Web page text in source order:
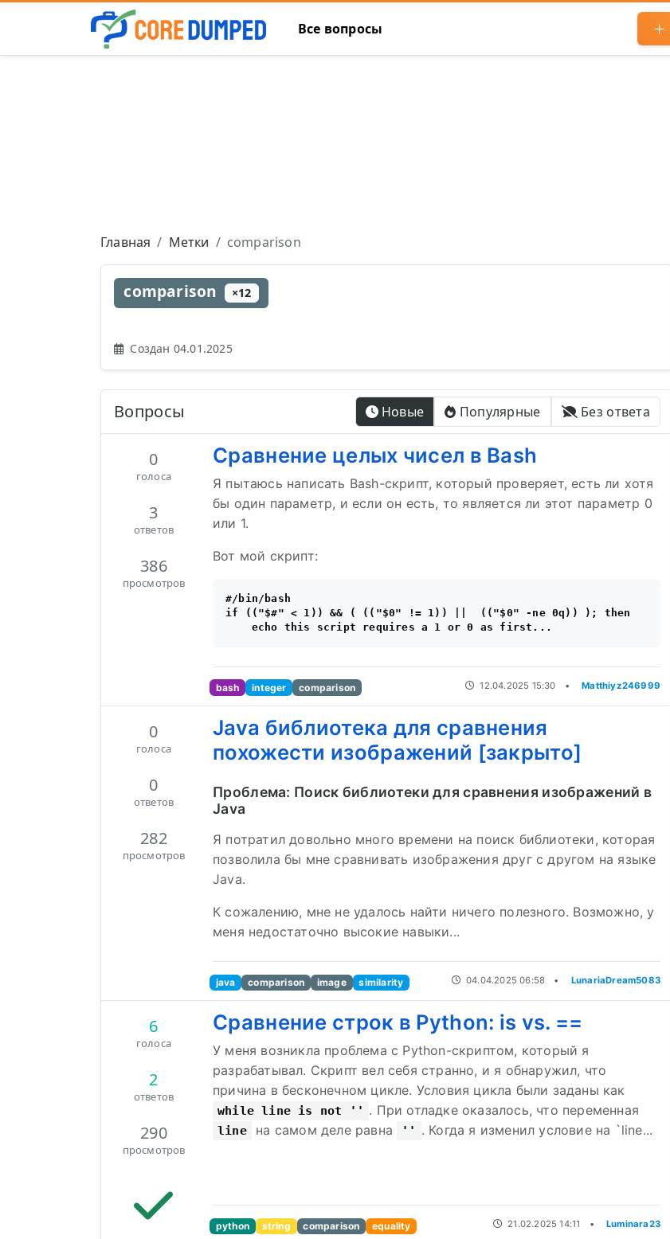
Все вопросы
Главная Метки comparison
comparison ×12
Создан 04.01.2025
Вопросы Новые Популярные Без ответа
0
голоса
3
ответов
386
просмотров
Сравнение целых чисел в Bash
Я пытаюсь написать Bash-скрипт, который проверяет, есть ли хотя
бы один параметр, и если он есть, то является ли этот параметр 0
или 1.
Вот мой скрипт:
#/bin/bash
if (("$#" < 1)) && ( (("$0" != 1)) ||  (("$0" -ne 0q)) ); then
bash integer comparison 12.04.2025 15:30 • Matthiyz246999
0
голоса
0
ответов
282
просмотров
Java библиотека для сравнения
похожести изображений [закрыто]
Проблема: Поиск библиотеки для сравнения изображений в
Java
Я потратил довольно много времени на поиск библиотеки, которая
позволила бы мне сравнивать изображения друг с другом на языке
Java.
К сожалению, мне не удалось найти ничего полезного. Возможно, у
меня недостаточно высокие навыки...
java comparison image similarity 04.04.2025 06:58 • LunariaDream5083
6
голоса
2
ответов
290
просмотров
Сравнение строк в Python: is vs. ==
У меня возникла проблема с Python-скриптом, который я
разрабатывал. Скрипт вел себя странно, и я обнаружил, что
причина в бесконечном цикле. Условия цикла были заданы как
while line is not '' . При отладке оказалось, что переменная
line на самом деле равна '' . Когда я изменил условие на `line...
python string comparison equality 21.02.2025 14:11 • Luminara23